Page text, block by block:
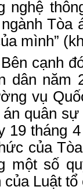
nghệ
Tòa
mình”
Bên cạnh
dân năm
vụ
án quân
19 tháng
của
một số
của Luật